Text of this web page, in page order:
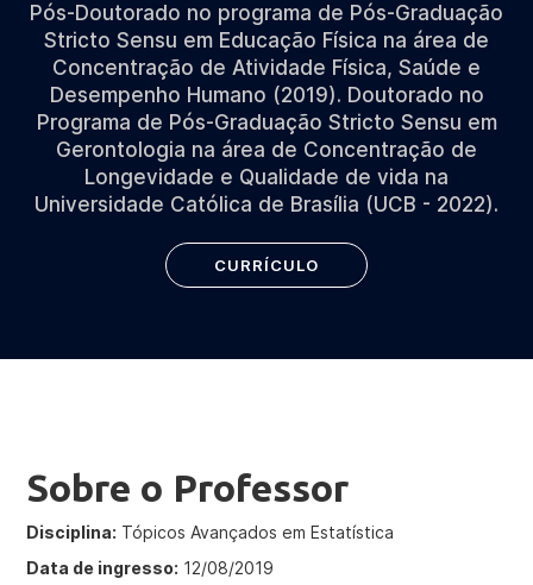
Pós-Doutorado no programa de Pós-Graduação
Stricto Sensu em Educação Física na área de
Concentração de Atividade Física, Saúde e
Desempenho Humano (2019). Doutorado no
Programa de Pós-Graduação Stricto Sensu em
Gerontologia na área de Concentração de
Longevidade e Qualidade de vida na
Universidade Católica de Brasília (UCB - 2022).
CURRÍCULO
Sobre o Professor
Disciplina: Tópicos Avançados em Estatística
Data de ingresso: 12/08/2019